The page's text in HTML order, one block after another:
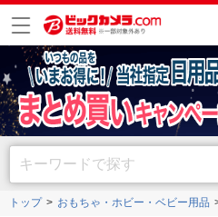
トップ おもちゃ・ホビー・ベビー用品